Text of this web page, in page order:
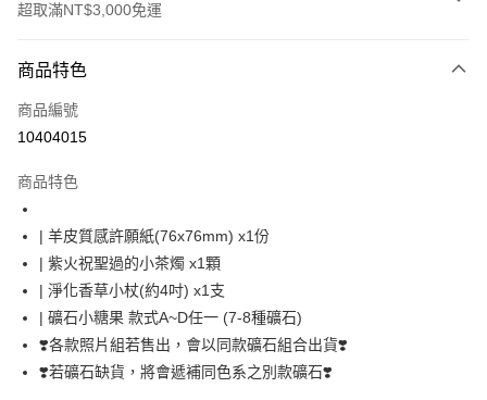
超取滿NT$3,000免運
信用卡一次付款
超商取貨付款
街口支付
悠遊付
ATM付款
運送方式
商品特色
商品編號
10404015
商品特色
| 羊皮質感許願紙(76x76mm) x1份
| 紫火祝聖過的小茶燭 x1顆
| 淨化香草小杖(約4吋) x1支
| 礦石小糖果 款式A~D任一 (7-8種礦石)
❣️各款照片組若售出，會以同款礦石組合出貨❣️
❣️若礦石缺貨，將會遞補同色系之別款礦石❣️